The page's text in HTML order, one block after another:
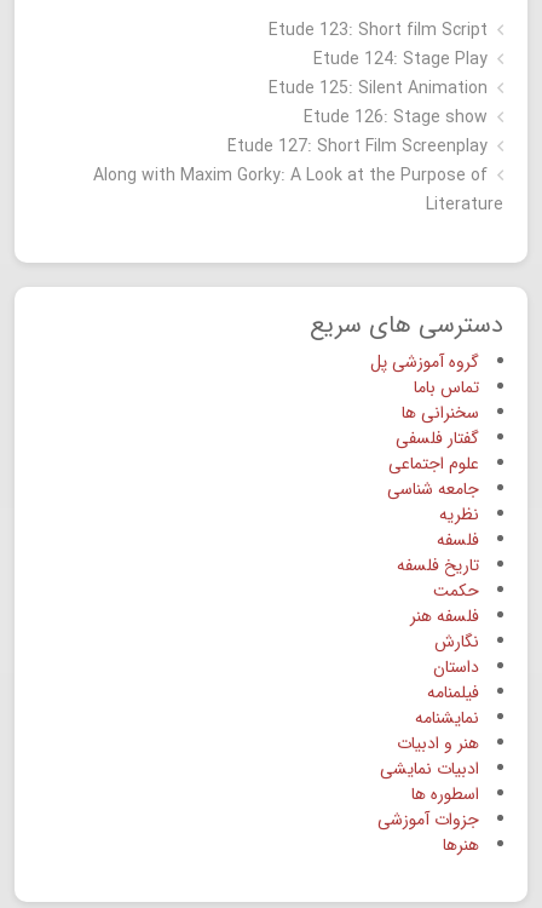
Etude 123: Short film Script
Etude 124: Stage Play
Etude 125: Silent Animation
Etude 126: Stage show
Étude 127: Short Film Screenplay
Along with Maxim Gorky: A Look at the Purpose of
Literature
دسترسی های سریع
گروه آموزشی پل
تماس باما
سخنرانی ها
گفتار فلسفی
علوم اجتماعی
جامعه شناسی
نظریه
فلسفه
تاریخ فلسفه
حکمت
فلسفه هنر
نگارش
داستان
فیلمنامه
نمایشنامه
هنر و ادبیات
ادبیات نمایشی
اسطوره ها
جزوات آموزشی
هنرها